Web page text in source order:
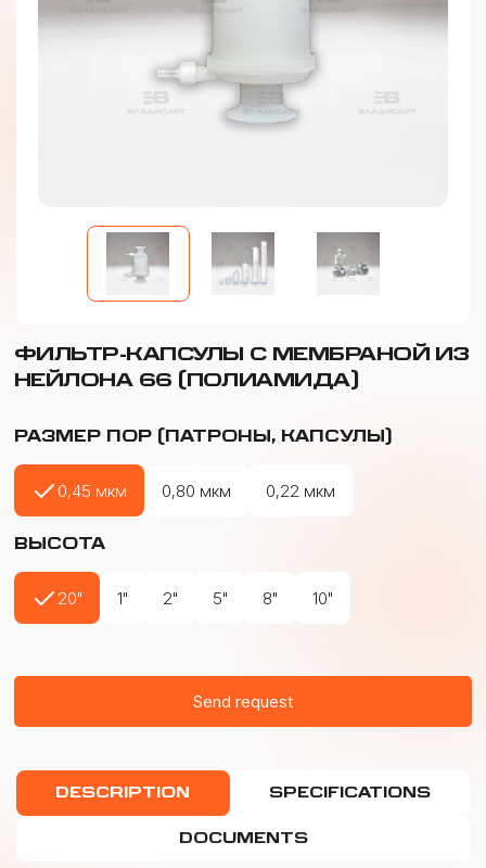
ФИЛЬТР-КАПСУЛЫ С МЕМБРАНОЙ ИЗ
НЕЙЛОНА 66 (ПОЛИАМИДА)
РАЗМЕР ПОР (ПАТРОНЫ, КАПСУЛЫ)
0,45 мкм 0,80 мкм 0,22 мкм
ВЫСОТА
20" 1" 2" 5" 8" 10"
Send request
DESCRIPTION SPECIFICATIONS
DOCUMENTS